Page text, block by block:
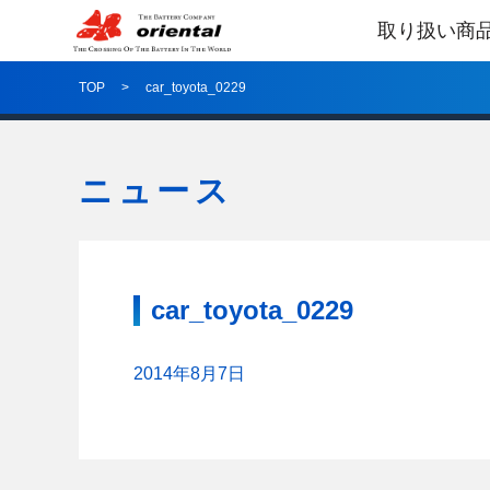
取り扱い商
TOP car_toyota_0229
ニュース
car_toyota_0229
2014年8月7日